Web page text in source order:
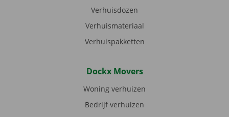
Verhuisdozen
Verhuismateriaal
Verhuispakketten
Dockx Movers
Woning verhuizen
Bedrijf verhuizen